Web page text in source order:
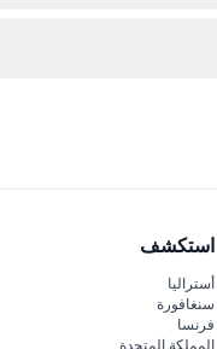
استكشف
أستراليا
سنغافورة
فرنسا